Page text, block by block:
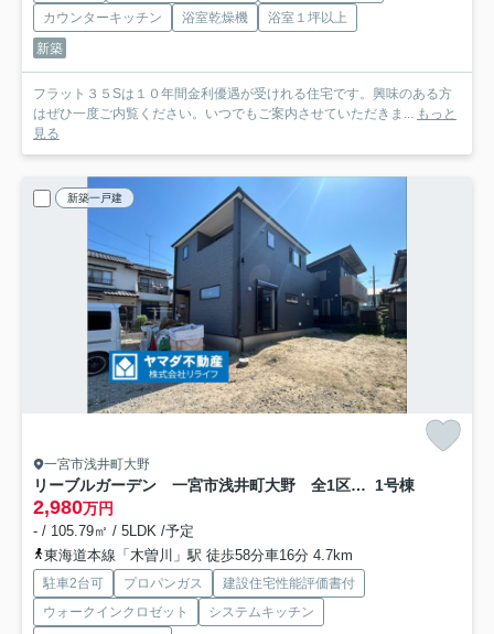
カウンターキッチン 浴室乾燥機
浴室１坪以上
新築
フラット３５Sは１０年間金利優遇が受けれる住宅です。興味のある方
はぜひ一度ご内覧ください。いつでもご案内させていただきま...
もっと
見る
新築一戸建
一宮市浅井町大野
リーブルガーデン 一宮市浅井町大野 全1区画分譲 1号棟
2,980万円
- / 105.79㎡ / 5LDK /予定
東海道本線「木曽川」駅 徒歩58分車16分 4.7km
駐車2台可 プロパンガス
建設住宅性能評価書付
ウォークインクロゼット
システムキッチン